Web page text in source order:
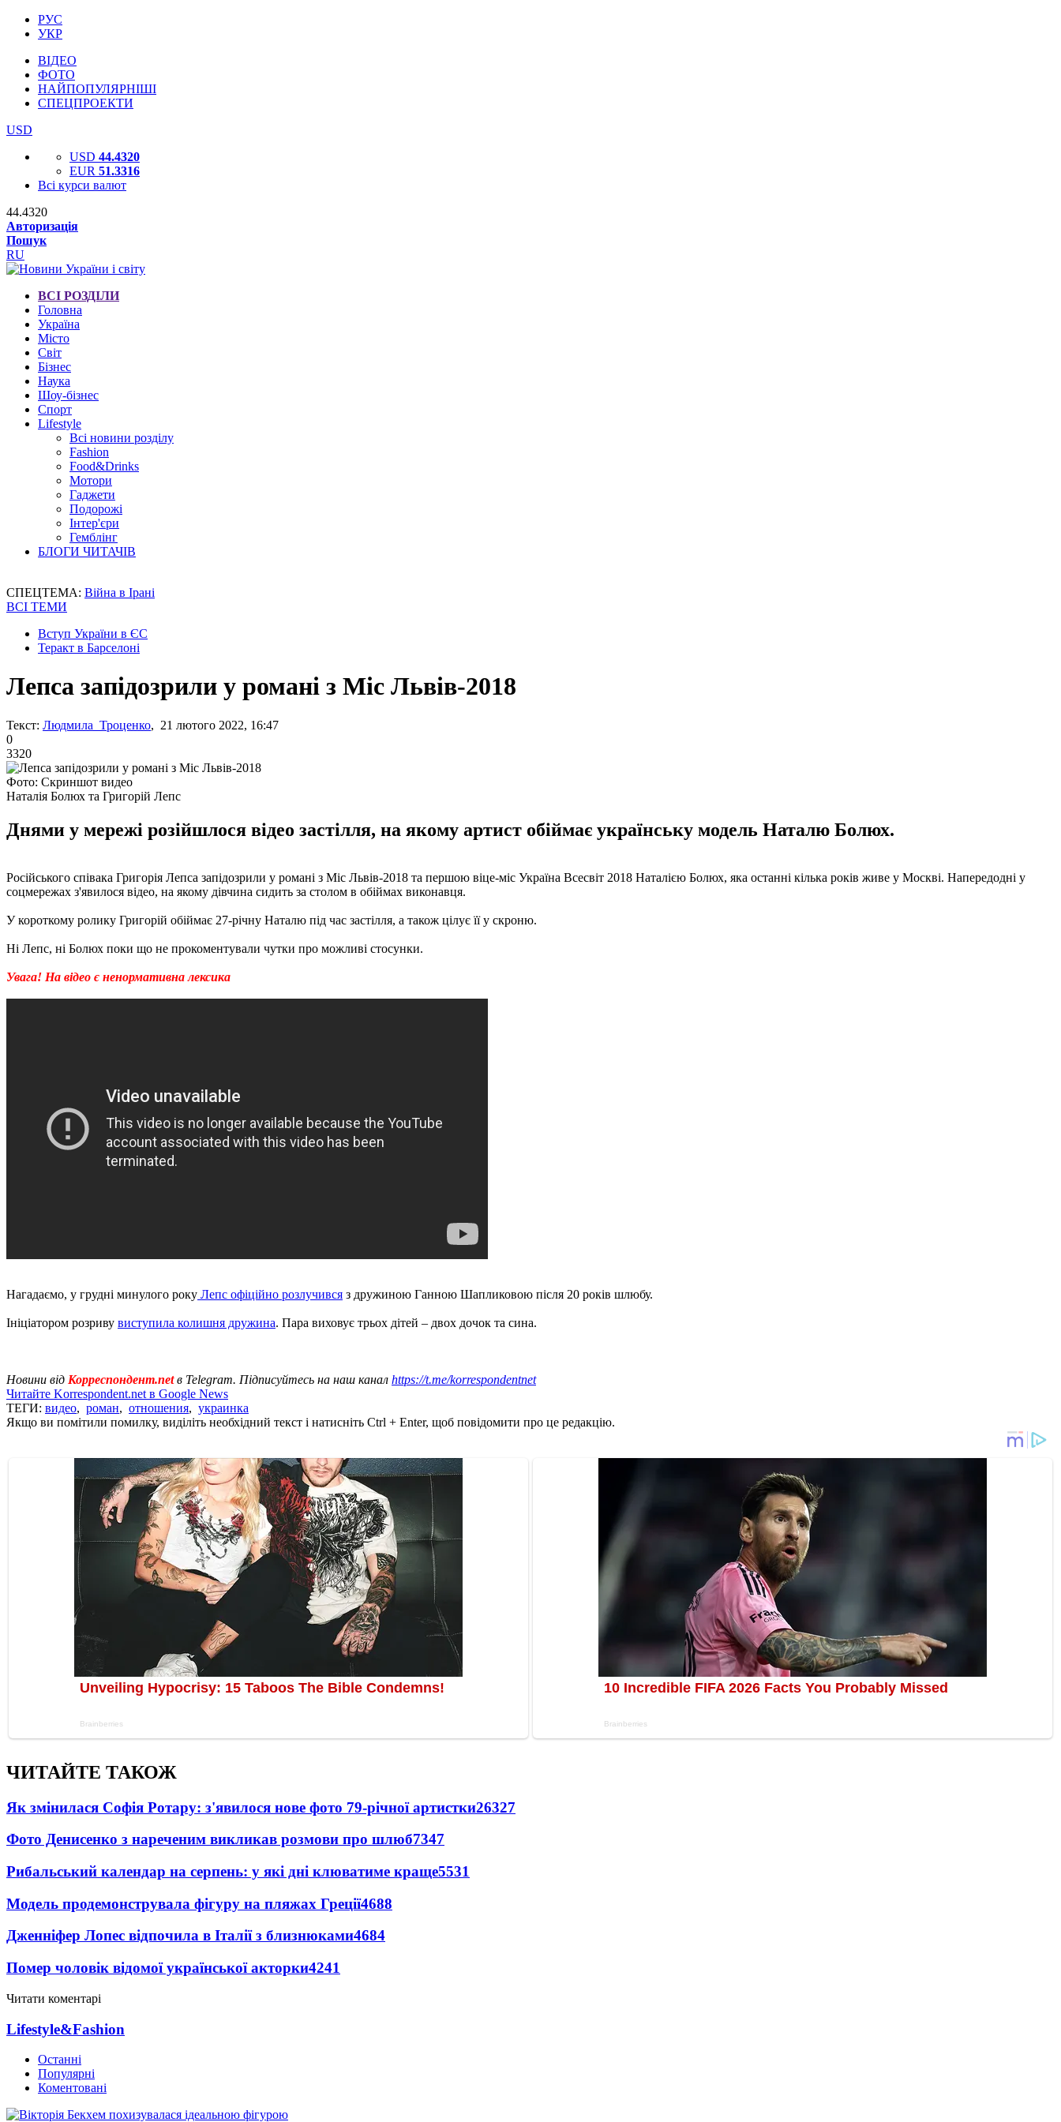
РУС
УКР
ВІДЕО
ФОТО
НАЙПОПУЛЯРНІШІ
СПЕЦПРОЕКТИ
USD
USD 44.4320
EUR 51.3316
Всі курси валют
44.4320
Авторизація
Пошук
RU
ВСІ РОЗДІЛИ
Головна
Україна
Місто
Світ
Бізнес
Наука
Шоу-бізнес
Спорт
Lifestyle
Всі новини розділу
Fashion
Food&Drinks
Мотори
Гаджети
Подорожі
Інтер'єри
Гемблінг
БЛОГИ ЧИТАЧІВ
СПЕЦТЕМА: Війна в Ірані
ВСІ ТЕМИ
Вступ України в ЄС
Теракт в Барселоні
Лепса запідозрили у романі з Міс Львів-2018
Текст: Людмила Троценко, 21 лютого 2022, 16:47
0
3320
Фото: Скриншот видео
Наталія Болюх та Григорій Лепс
Днями у мережі розійшлося відео застілля, на якому артист обіймає українську модель Наталю Болюх.
Російського співака Григорія Лепса запідозрили у романі з Міс Львів-2018 та першою віце-міс Україна Всесвіт 2018 Наталією Болюх, яка останні кілька років живе у Москві. Напередодні у
соцмережах з'явилося відео, на якому дівчина сидить за столом в обіймах виконавця.
У короткому ролику Григорій обіймає 27-річну Наталю під час застілля, а також цілує її у скроню.
Ні Лепс, ні Болюх поки що не прокоментували чутки про можливі стосунки.
Увага! На відео є ненормативна лексика
Нагадаємо, у грудні минулого року Лепс офіційно розлучився з дружиною Ганною Шапликовою після 20 років шлюбу.
Ініціатором розриву виступила колишня дружина. Пара виховує трьох дітей – двох дочок та сина.
Новини від Корреспондент.netв Telegram. Підписуйтесь на наш канал https://t.me/korrespondentnet
Читайте Korrespondent.net в Google News
ТЕГИ: видео, роман, отношения, украинка
Якщо ви помітили помилку, виділіть необхідний текст і натисніть Ctrl + Enter, щоб повідомити про це редакцію.
ЧИТАЙТЕ ТАКОЖ
Як змінилася Софія Ротару: з'явилося нове фото 79-річної артистки26327
Фото Денисенко з нареченим викликав розмови про шлюб7347
Рибальський календар на серпень: у які дні клюватиме краще5531
Модель продемонструвала фігуру на пляжах Греції4688
Дженніфер Лопес відпочила в Італії з близнюками4684
Помер чоловік відомої української акторки4241
Читати коментарі
Lifestyle&Fashion
Останні
Популярні
Коментовані